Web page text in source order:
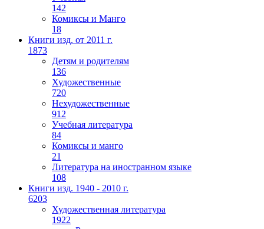
142
Комиксы и Манго
18
Книги изд. от 2011 г.
1873
Детям и родителям
136
Художественные
720
Нехудожественные
912
Учебная литература
84
Комиксы и манго
21
Литература на иностранном языке
108
Книги изд. 1940 - 2010 г.
6203
Художественная литература
1922